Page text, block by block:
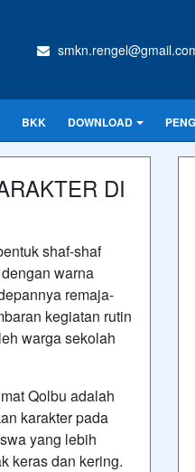
BKK DOWNLOAD
DI
shaf-shaf
warna
remaja-
kegiatan rutin
warga sekolah
Qolbu adalah
karakter pada
yang lebih
keras dan kering.